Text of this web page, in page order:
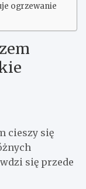
ogrzewanie
cieszy się
się przede